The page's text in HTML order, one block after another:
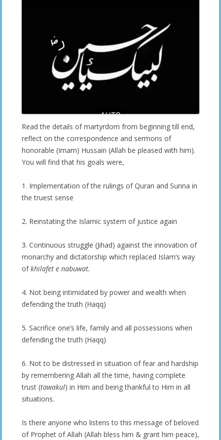
Read the details of martyrdom from beginning till end,
reflect on the correspondence and sermons of
honorable (Imam) Hussain (Allah be pleased with him).
You will find that his goals were,
1. Implementation of the rulings of Quran and Sunna in
the truest sense
2. Reinstating the Islamic system of justice again
3. Continuous struggle (Jihad) against the innovation of
monarchy and dictatorship which replaced Islam’s way
ofkhilafet e nabuwat.
4. Not being intimidated by power and wealth when
defending the truth (Haqq)
5. Sacrifice one’s life, family and all possessions when
defending the truth (Haqq)
6. Not to be distressed in situation of fear and hardship
by remembering Allah all the time, having complete
trust (tawakul) in Him and being thankful to Him in all
situations.
Is there anyone who listens to this message of beloved
of Prophet of Allah (Allah bless him & grant him peace),